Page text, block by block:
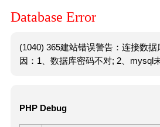
Database Error
(1040) 365建站错误警告：连接数
因：1、数据库密码不对; 2、mysql
PHP Debug